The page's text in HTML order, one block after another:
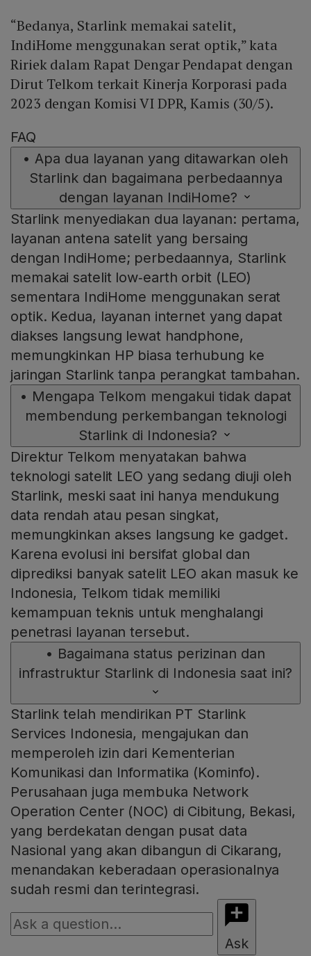
“Bedanya, Starlink memakai satelit,
IndiHome menggunakan serat optik,” kata
Ririek dalam Rapat Dengar Pendapat dengan
Dirut Telkom terkait Kinerja Korporasi pada
2023 dengan Komisi VI DPR, Kamis (30/5).
FAQ
• Apa dua layanan yang ditawarkan oleh
Starlink dan bagaimana perbedaannya
dengan layanan IndiHome?
Starlink menyediakan dua layanan: pertama,
layanan antena satelit yang bersaing
dengan IndiHome; perbedaannya, Starlink
memakai satelit low‑earth orbit (LEO)
sementara IndiHome menggunakan serat
optik. Kedua, layanan internet yang dapat
diakses langsung lewat handphone,
memungkinkan HP biasa terhubung ke
jaringan Starlink tanpa perangkat tambahan.
• Mengapa Telkom mengakui tidak dapat
membendung perkembangan teknologi
Starlink di Indonesia?
Direktur Telkom menyatakan bahwa
teknologi satelit LEO yang sedang diuji oleh
Starlink, meski saat ini hanya mendukung
data rendah atau pesan singkat,
memungkinkan akses langsung ke gadget.
Karena evolusi ini bersifat global dan
diprediksi banyak satelit LEO akan masuk ke
Indonesia, Telkom tidak memiliki
kemampuan teknis untuk menghalangi
penetrasi layanan tersebut.
• Bagaimana status perizinan dan
infrastruktur Starlink di Indonesia saat ini?
Starlink telah mendirikan PT Starlink
Services Indonesia, mengajukan dan
memperoleh izin dari Kementerian
Komunikasi dan Informatika (Kominfo).
Perusahaan juga membuka Network
Operation Center (NOC) di Cibitung, Bekasi,
yang berdekatan dengan pusat data
Nasional yang akan dibangun di Cikarang,
menandakan keberadaan operasionalnya
sudah resmi dan terintegrasi.
Ask